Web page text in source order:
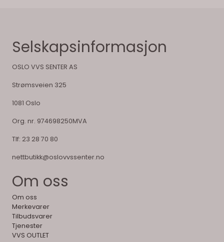
Selskapsinformasjon
OSLO VVS SENTER AS
Strømsveien 325
1081 Oslo
Org. nr. 974698250MVA
Tlf: 23 28 70 80
nettbutikk@oslovvssenter.no
Om oss
Om oss
Merkevarer
Tilbudsvarer
Tjenester
VVS OUTLET